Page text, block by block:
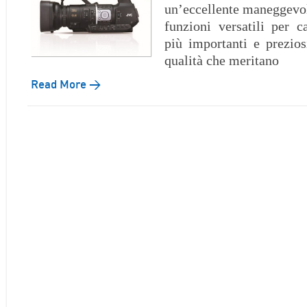
un’eccellente
funzioni versatili per
più importanti e
qualità che meritano
Read More →